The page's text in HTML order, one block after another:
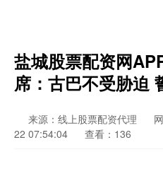
盐城股票配资网
席：古巴不受胁迫
来源：线上股票配资代理
22 07:54:04
查看：136